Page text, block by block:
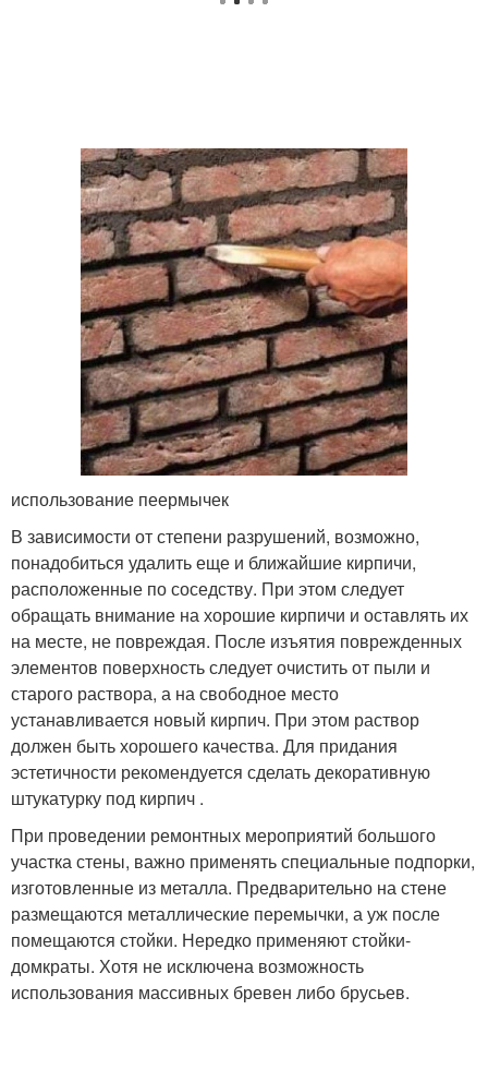
использование пеермычек
В зависимости от степени разрушений, возможно,
понадобиться удалить еще и ближайшие кирпичи,
расположенные по соседству. При этом следует
обращать внимание на хорошие кирпичи и оставлять их
на месте, не повреждая. После изъятия поврежденных
элементов поверхность следует очистить от пыли и
старого раствора, а на свободное место
устанавливается новый кирпич. При этом раствор
должен быть хорошего качества. Для придания
эстетичности рекомендуется сделать декоративную
штукатурку под кирпич .
При проведении ремонтных мероприятий большого
участка стены, важно применять специальные подпорки,
изготовленные из металла. Предварительно на стене
размещаются металлические перемычки, а уж после
помещаются стойки. Нередко применяют стойки-
домкраты. Хотя не исключена возможность
использования массивных бревен либо брусьев.